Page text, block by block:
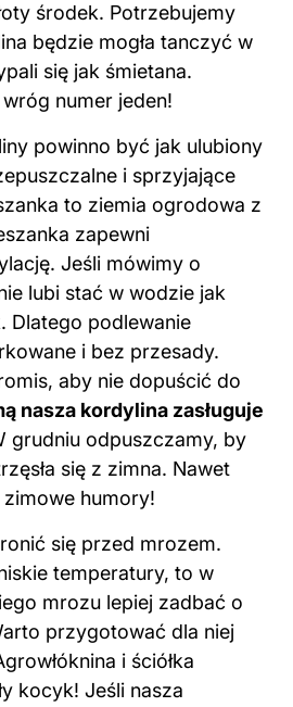
środek. Potrzebujemy
będzie mogła tanczyć w
się jak śmietana.
numer jeden!
powinno być jak ulubiony
i sprzyjające
to ziemia ogrodowa z
zapewni
Jeśli mówimy o
lubi stać w wodzie jak
Dlatego podlewanie
i bez przesady.
aby nie dopuścić do
nasza kordylina zasługuje
grudniu odpuszczamy, by
się z zimna. Nawet
humory!
się przed mrozem.
temperatury, to w
mrozu lepiej zadbać o
przygotować dla niej
i ściółka
kocyk! Jeśli nasza